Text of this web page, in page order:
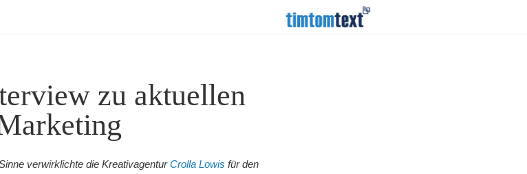
zu aktuellen
verwirklichte die KreativagenturCrolla Lowis für den